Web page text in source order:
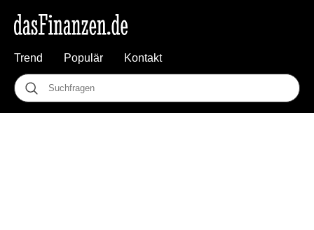
Trend Populär Kontakt